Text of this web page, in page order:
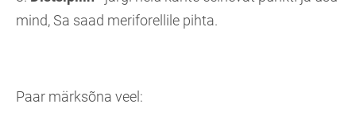
mind, Sa saad meriforellile pihta.
Paar märksõna veel: